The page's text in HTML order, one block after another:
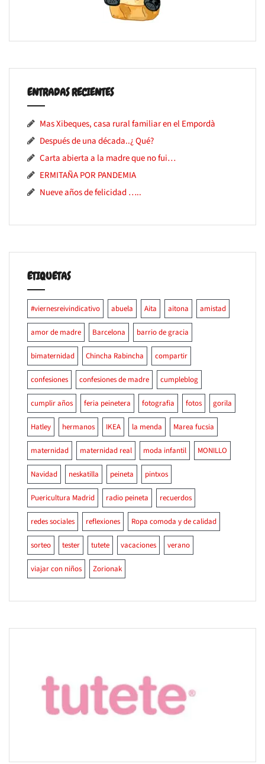
ENTRADAS RECIENTES
Mas Xibeques, casa rural familiar en el Empordà
Después de una década..¿ Qué?
Carta abierta a la madre que no fui…
ERMITAÑA POR PANDEMIA
Nueve años de felicidad …..
ETIQUETAS
#viernesreivindicativo abuela Aita aitona amistad
amor de madre Barcelona barrio de gracia
bimaternidad Chincha Rabincha compartir
confesiones confesiones de madre cumpleblog
cumplir años feria peinetera fotografia fotos gorila
Hatley hermanos IKEA la menda Marea fucsia
maternidad maternidad real moda infantil MONILLO
Navidad neskatilla peineta pintxos
Puericultura Madrid radio peineta recuerdos
redes sociales reflexiones Ropa comoda y de calidad
sorteo tester tutete vacaciones verano
viajar con niños Zorionak